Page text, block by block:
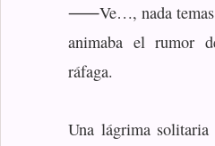
⸺Ve…, nada
animaba el rumor
ráfaga.
Una lágrima